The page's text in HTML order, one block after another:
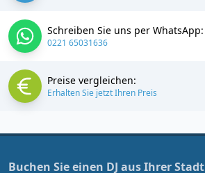
Schreiben Sie uns per WhatsApp:
0221 65031636
Preise vergleichen:
Erhalten Sie jetzt Ihren Preis
Buchen Sie einen DJ aus Ihrer Stadt